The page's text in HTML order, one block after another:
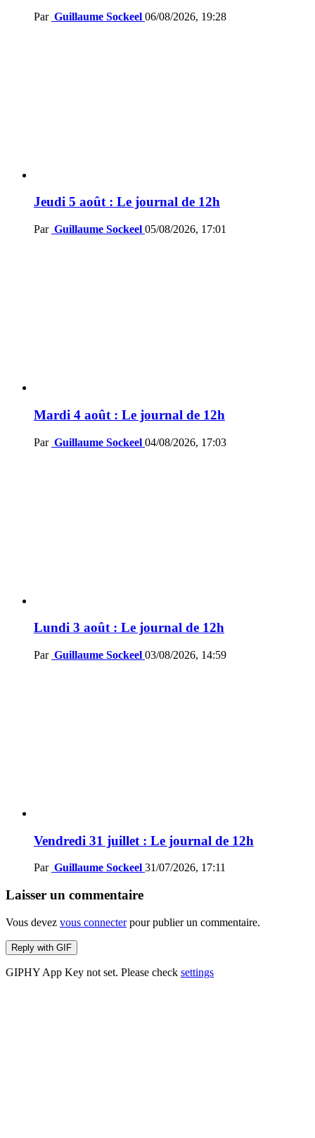
Par Guillaume Sockeel 06/08/2026, 19:28
Jeudi 5 août : Le journal de 12h
Par Guillaume Sockeel 05/08/2026, 17:01
Mardi 4 août : Le journal de 12h
Par Guillaume Sockeel 04/08/2026, 17:03
Lundi 3 août : Le journal de 12h
Par Guillaume Sockeel 03/08/2026, 14:59
Vendredi 31 juillet : Le journal de 12h
Par Guillaume Sockeel 31/07/2026, 17:11
Laisser un commentaire
Vous devez vous connecterpour publier un commentaire.
Reply with GIF
GIPHY App Key not set. Please check settings